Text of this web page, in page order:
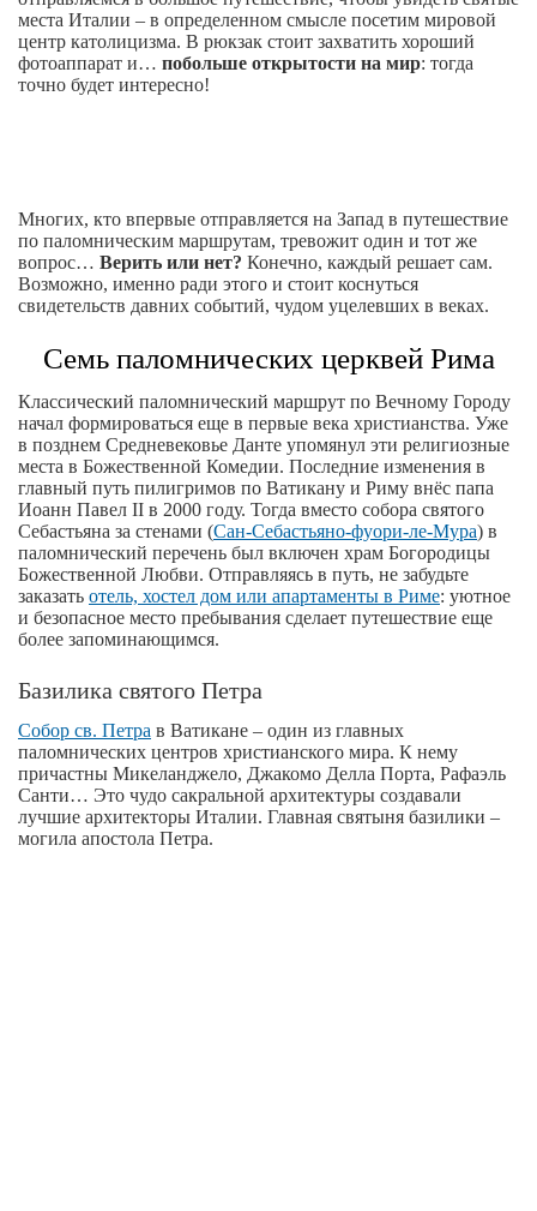
места Италии – в определенном смысле посетим мировой
центр католицизма. В рюкзак стоит захватить хороший
фотоаппарат и… побольше открытости на мир: тогда
точно будет интересно!
Многих, кто впервые отправляется на Запад в путешествие
по паломническим маршрутам, тревожит один и тот же
вопрос… Верить или нет? Конечно, каждый решает сам.
Возможно, именно ради этого и стоит коснуться
свидетельств давних событий, чудом уцелевших в веках.
Семь паломнических церквей Рима
Классический паломнический маршрут по Вечному Городу
начал формироваться еще в первые века христианства. Уже
в позднем Средневековье Данте упомянул эти религиозные
места в Божественной Комедии. Последние изменения в
главный путь пилигримов по Ватикану и Риму внёс папа
Иоанн Павел II в 2000 году. Тогда вместо собора святого
Себастьяна за стенами (Сан-Себастьяно-фуори-ле-Мура) в
паломнический перечень был включен храм Богородицы
Божественной Любви. Отправляясь в путь, не забудьте
заказать отель, хостел дом или апартаменты в Риме: уютное
и безопасное место пребывания сделает путешествие еще
более запоминающимся.
Базилика святого Петра
Собор св. Петра в Ватикане – один из главных
паломнических центров христианского мира. К нему
причастны Микеланджело, Джакомо Делла Порта, Рафаэль
Санти… Это чудо сакральной архитектуры создавали
лучшие архитекторы Италии. Главная святыня базилики –
могила апостола Петра.